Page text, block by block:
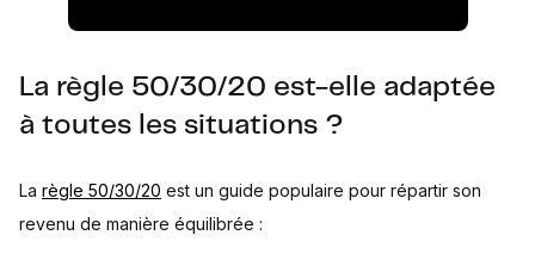
La règle 50/30/20 est-elle adaptée
à toutes les situations ?
La règle 50/30/20 est un guide populaire pour répartir son
revenu de manière équilibrée :